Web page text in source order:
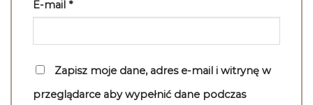
E-mail *
Zapisz moje dane, adres e-mail i witrynę w
przeglądarce aby wypełnić dane podczas